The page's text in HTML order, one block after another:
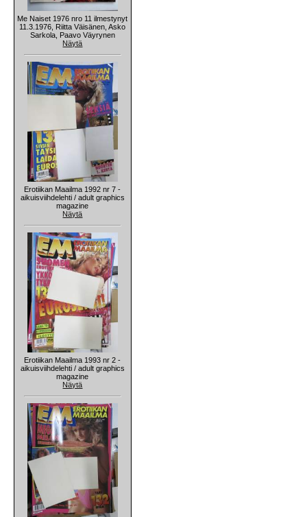
Me Naiset 1976 nro 11 ilmestynyt
11.3.1976, Riitta Väisänen, Asko
Sarkola, Paavo Väyrynen
Näytä
Erotiikan Maailma 1992 nr 7 -
aikuisviihdelehti / adult graphics
magazine
Näytä
Erotiikan Maailma 1993 nr 2 -
aikuisviihdelehti / adult graphics
magazine
Näytä